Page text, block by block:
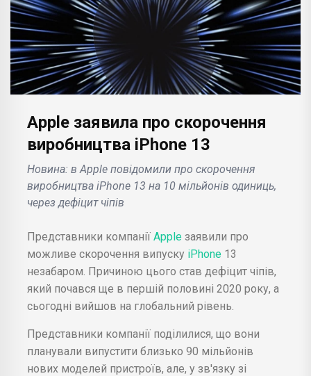
Apple заявила про скорочення
виробництва iPhone 13
Новина: в Apple повідомили про скорочення
виробництва iPhone 13 на 10 мільйонів одиниць,
через дефіцит чіпів
Представники компанії Apple заявили про
можливе скорочення випуску iPhone 13
незабаром. Причиною цього став дефіцит чіпів,
який почався ще в першій половині 2020 року, а
сьогодні вийшов на глобальний рівень.
Представники компанії поділилися, що вони
планували випустити близько 90 мільйонів
нових моделей пристроїв, але, у зв'язку зі